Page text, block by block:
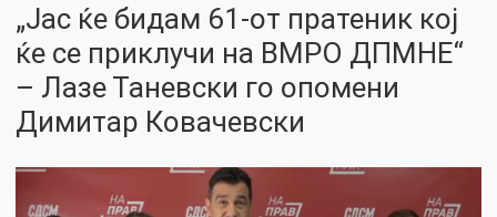
„Јас ќе бидам 61-от пратеник кој
ќе се приклучи на ВМРО ДПМНЕ“
– Лазе Таневски го опомени
Димитар Ковачевски